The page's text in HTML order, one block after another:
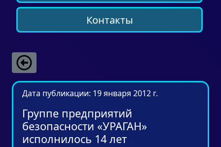
Контакты
Дата публикации: 19 января 2012 г.
Группе предприятий
безопасности «УРАГАН»
исполнилось 14 лет